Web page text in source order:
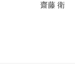
齋藤 衛